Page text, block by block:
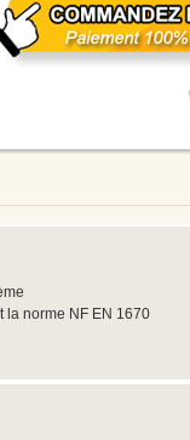
la norme NF EN 1670